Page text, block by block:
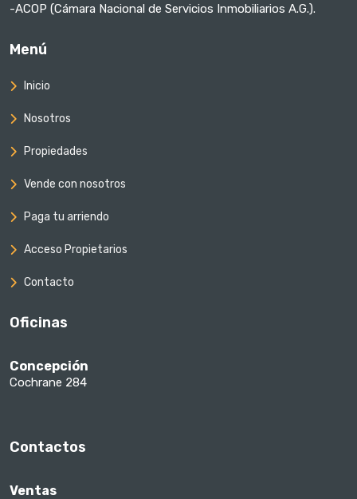
-ACOP (Cámara Nacional de Servicios Inmobiliarios A.G.).
Menú
Inicio
Nosotros
Propiedades
Vende con nosotros
Paga tu arriendo
Acceso Propietarios
Contacto
Oficinas
Concepción
Cochrane 284
Contactos
Ventas